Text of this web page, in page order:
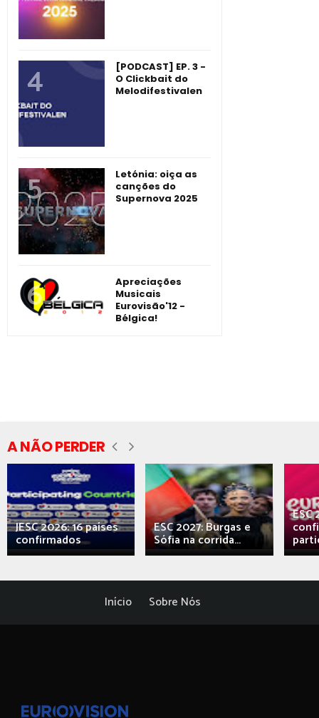
[PODCAST] EP. 3 -
O Clickbait do
Melodifestivalen
Letónia: oiça as
canções do
Supernova 2025
Apreciações
Musicais
Eurovisão'12 -
Bélgica!
A NÃO PERDER
JESC 2026: 16 países
confirmados
ESC 2027: Burgas e
Sófia na corrida...
ESC
Início Sobre Nós